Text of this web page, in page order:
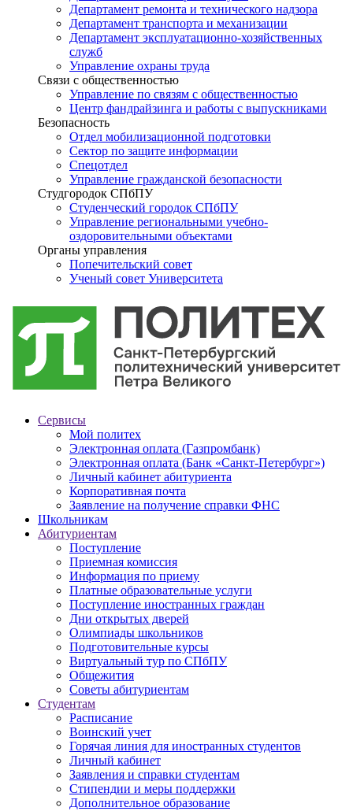
Департамент ремонта и технического надзора
Департамент транспорта и механизации
Департамент эксплуатационно-хозяйственных
служб
Управление охраны труда
Связи с общественностью
Управление по связям с общественностью
Центр фандрайзинга и работы с выпускниками
Безопасность
Отдел мобилизационной подготовки
Сектор по защите информации
Спецотдел
Управление гражданской безопасности
Студгородок СПбПУ
Студенческий городок СПбПУ
Управление региональными учебно-
оздоровительными объектами
Органы управления
Попечительский совет
Ученый совет Университета
Сервисы
Мой политех
Электронная оплата (Газпромбанк)
Электронная оплата (Банк «Санкт-Петербург»)
Личный кабинет абитуриента
Корпоративная почта
Заявление на получение справки ФНС
Школьникам
Абитуриентам
Поступление
Приемная комиссия
Информация по приему
Платные образовательные услуги
Поступление иностранных граждан
Дни открытых дверей
Олимпиады школьников
Подготовительные курсы
Виртуальный тур по СПбПУ
Общежития
Советы абитуриентам
Студентам
Расписание
Воинский учет
Горячая линия для иностранных студентов
Личный кабинет
Заявления и справки студентам
Стипендии и меры поддержки
Дополнительное образование